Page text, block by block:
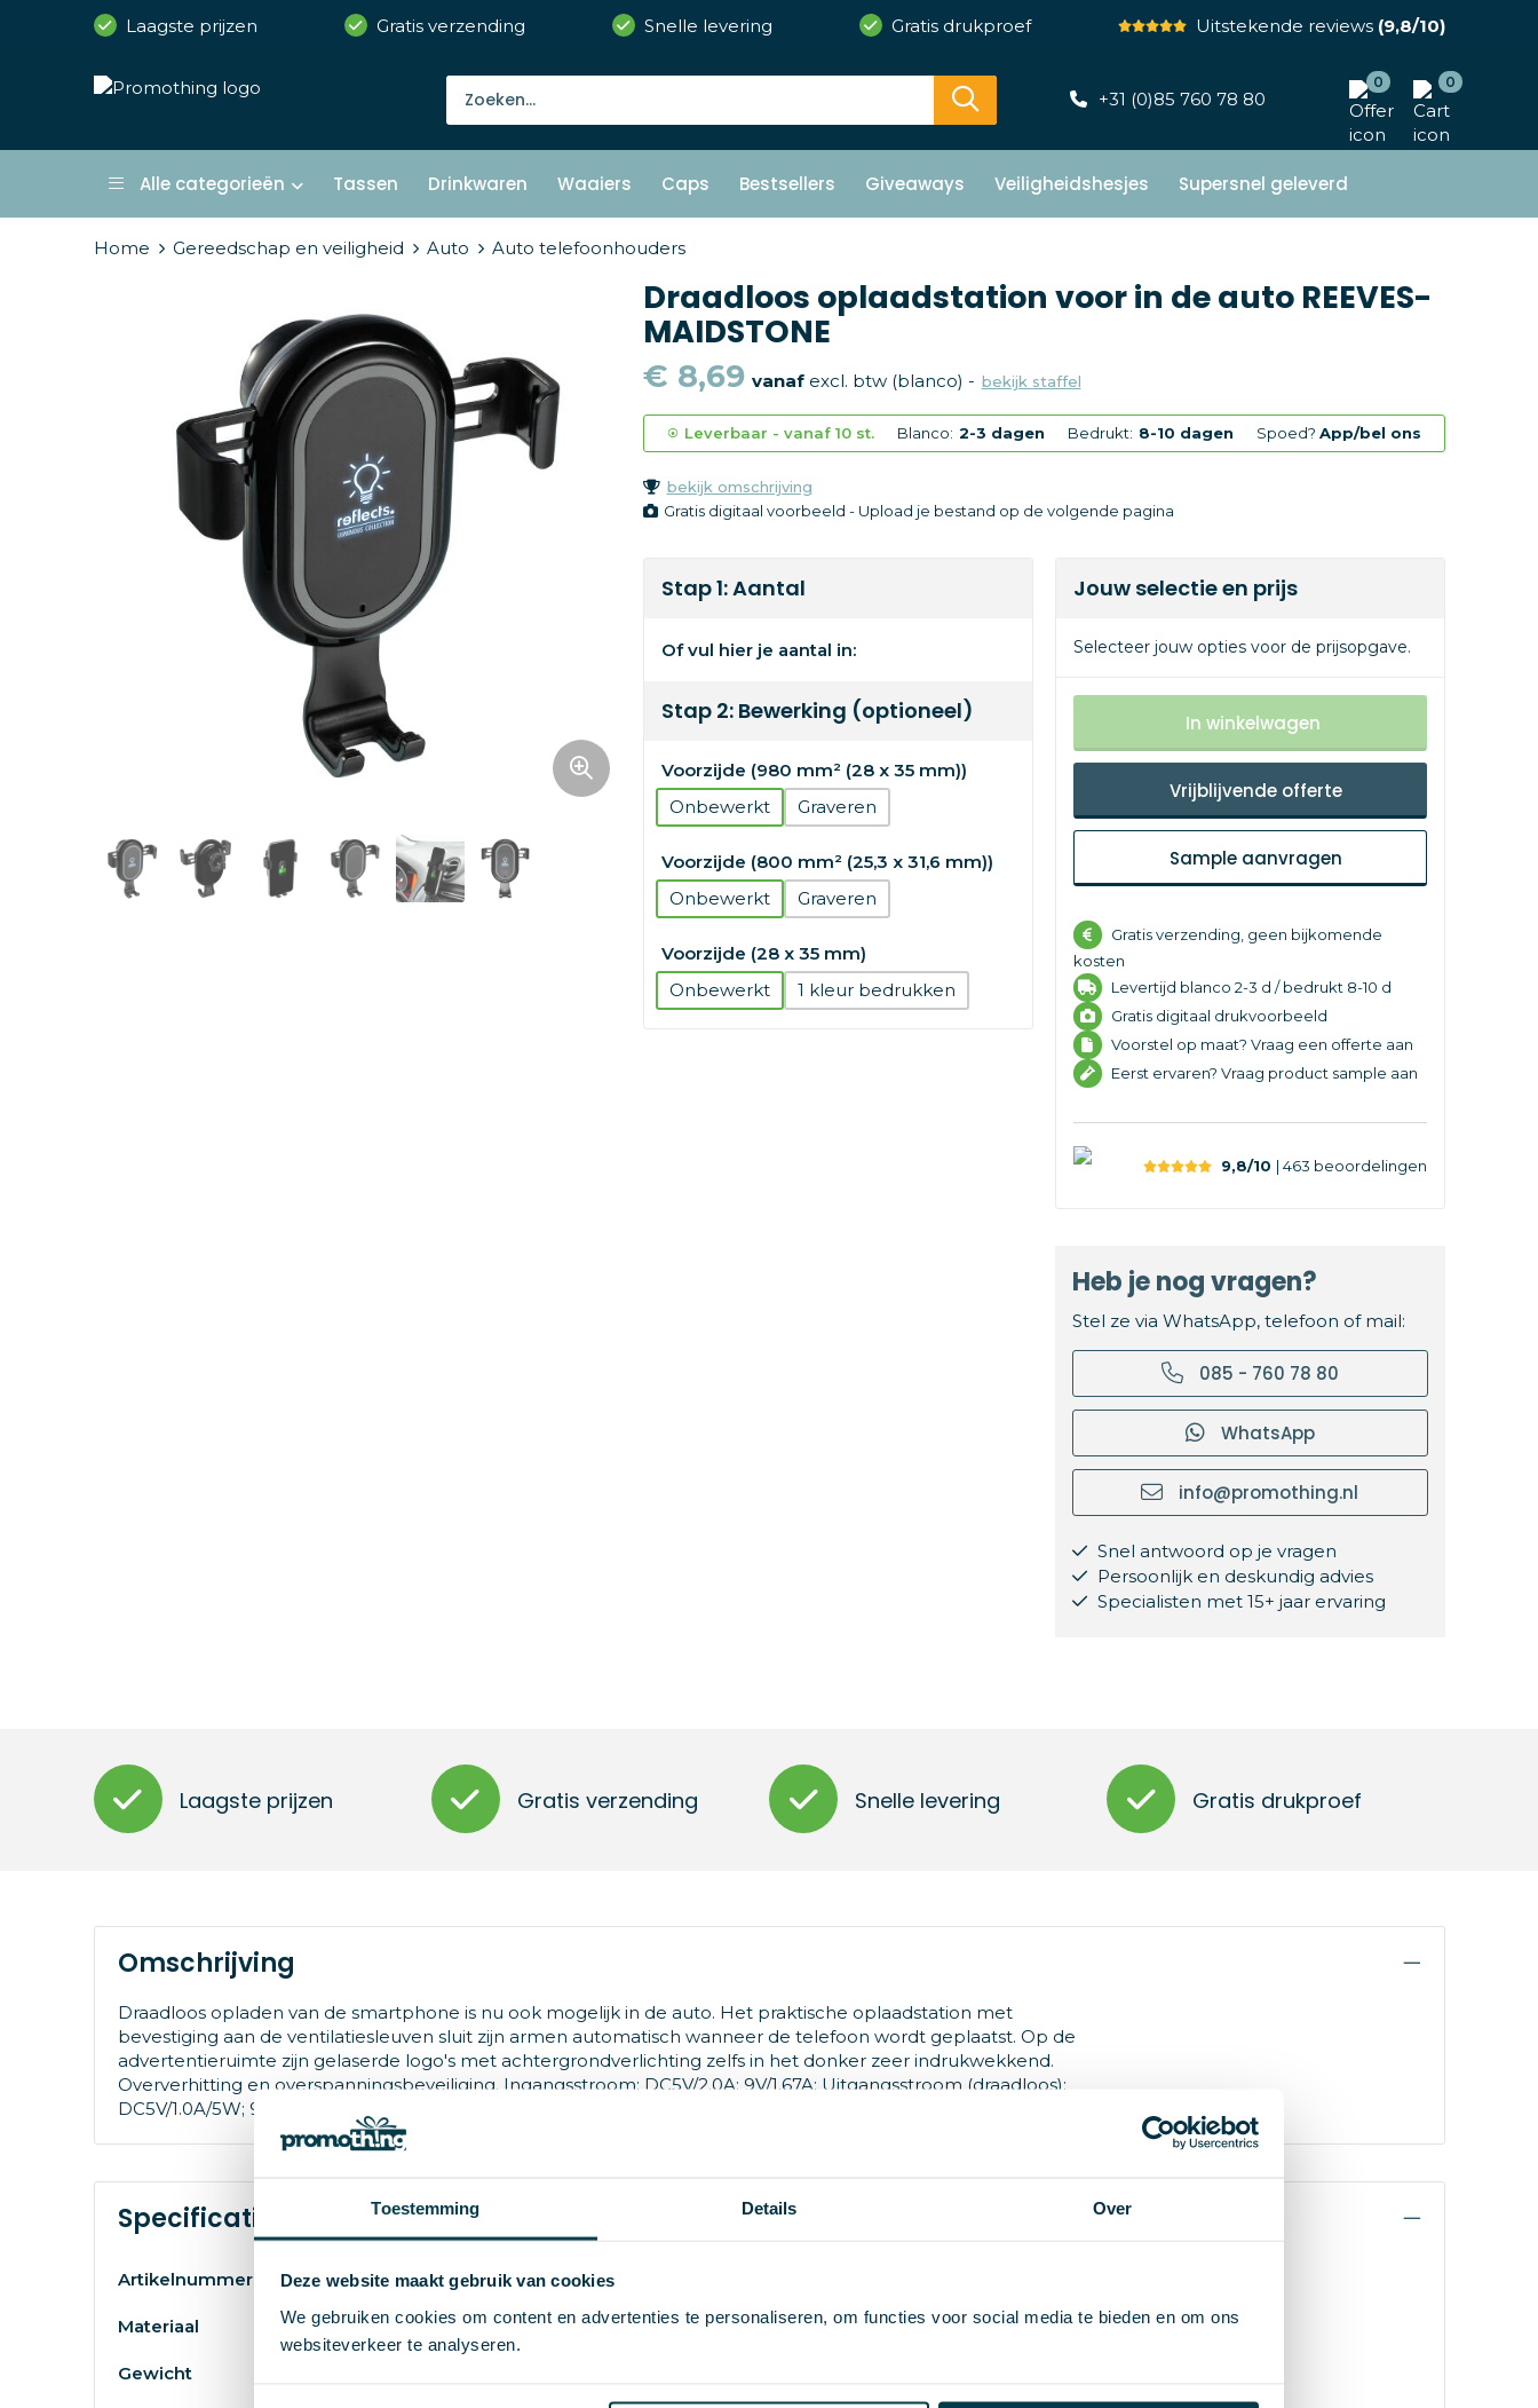
Toestemming Details Over
Deze website maakt gebruik van cookies
We gebruiken cookies om content en advertenties te personaliseren, om functies voor social media te bieden en om ons
websiteverkeer te analyseren.
Laagste prijzen Gratis verzending Snelle levering Gratis drukproef Uitstekende reviews(9,8/10)
+31 (0)85 760 78 80
0 0
Alle categorieën Tassen Drinkwaren Waaiers Caps Bestsellers Giveaways Veiligheidshesjes Supersnel geleverd
Home Gereedschap en veiligheid Auto Auto telefoonhouders
Draadloos oplaadstation voor in de auto REEVES-
MAIDSTONE
€ 8,69 vanafexcl. btw (blanco) - bekijk staffel
Leverbaar - vanaf 10 st. Blanco: 2-3 dagen Bedrukt: 8-10 dagen Spoed? App/bel ons
bekijk omschrijving
Gratis digitaal voorbeeld - Upload je bestand op de volgende pagina
Stap 1: Aantal
Of vul hier je aantal in:
Stap 2: Bewerking (optioneel)
Voorzijde (980 mm² (28 x 35 mm))
Onbewerkt
Graveren
Voorzijde (800 mm² (25,3 x 31,6 mm))
Onbewerkt
Graveren
Voorzijde (28 x 35 mm)
Onbewerkt
1
Jouw selectie en prijs
Selecteer jouw opties voor de prijsopgave.
In winkelwagen
Vrijblijvende offerte
Sample aanvragen
Gratis verzending, geen bijkomende
kosten
Levertijd blanco 2-3 d / bedrukt 8-10 d
Gratis digitaal drukvoorbeeld
Voorstel op maat? Vraag een offerte aan
Eerst ervaren? Vraag product sample aan
9,8/10 | 463 beoordelingen
Heb je nog vragen?
Stel ze via WhatsApp, telefoon of mail:
085 - 760 78 80
WhatsApp
info@promothing.nl
Snel antwoord op je vragen
Persoonlijk en deskundig advies
Specialisten met 15+ jaar ervaring
Laagste prijzen Gratis verzending Snelle levering Gratis drukproef
Omschrijving
Draadloos opladen van de smartphone is nu ook mogelijk in de auto. Het praktische oplaadstation met
bevestiging aan de ventilatiesleuven sluit zijn armen automatisch wanneer de telefoon wordt geplaatst. Op de
advertentieruimte zijn gelaserde logo's met achtergrondverlichting zelfs in het donker zeer indrukwekkend.
Oververhitting en overspanningsbeveiliging. Ingangsstroom: DC5V/2.0A; 9V/1.67A; Uitgangsstroom (draadloos):
DC5V/1.0A/5W; 9V/1.12A/10W - snellader.1 oplaadspoel, 10W.
Specificaties
Artikelnummer 7537
Materiaal kunststof
Gewicht